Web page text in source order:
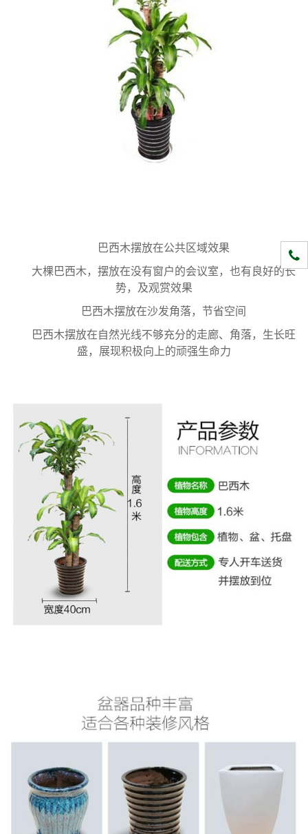
巴西木摆放在公共区域效果
大棵巴西木，摆放在没有窗户的会议室，也有良好的长
势，及观赏效果
巴西木摆放在沙发角落，节省空间
巴西木摆放在自然光线不够充分的走廊、角落，生长旺
盛，展现积极向上的顽强生命力